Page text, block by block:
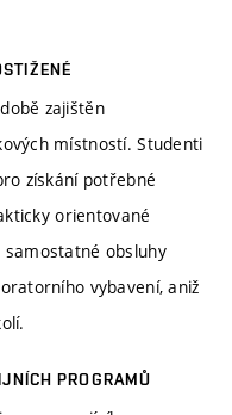
zajištěn
místností. Studenti
získání potřebné
orientované
obsluhy
vybavení, aniž
PROGRAMŮ